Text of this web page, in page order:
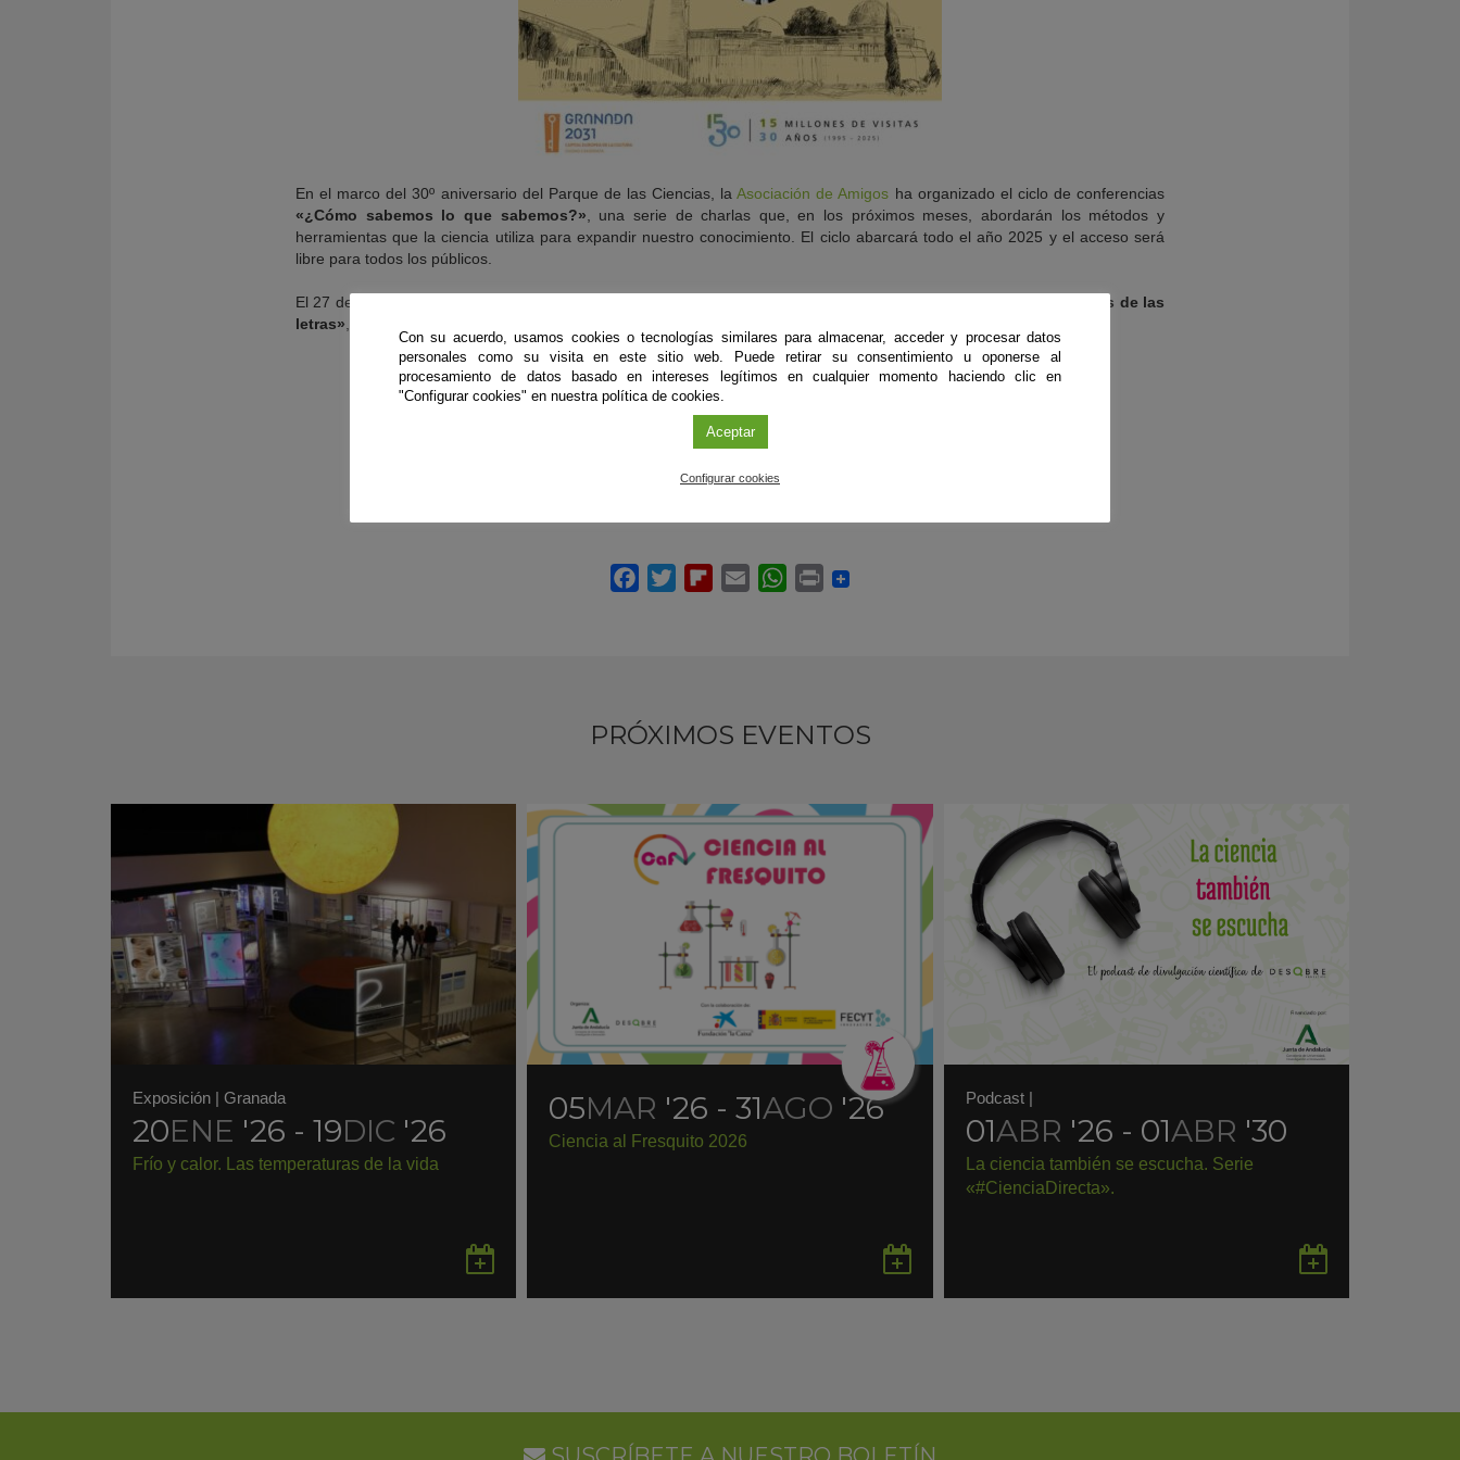
En el marco del 30º aniversario del Parque de las Ciencias, laAsociación de Amigos ha organizado el ciclo de conferencias
«¿Cómo sabemos lo que sabemos?» , una serie de charlas que, en los próximos meses, abordarán los métodos y
herramientas que la ciencia utiliza para expandir nuestro conocimiento. El ciclo abarcará todo el año 2025 y el acceso será
libre para todos los públicos.
El 27 de mayo a las 18 horas se celebrará la conferencia
«Esse quam videri (ser, mejor que parecer): las ciencias de las
letras»
Organiza
Asociación de Amigos del Parque de las Ciencias
Inscripción
PRÓXIMOS EVENTOS
Exposición | Granada
20ENE '26 - 19DIC '26
Frío y calor. Las temperaturas de la vida
en
05MAR '26 - 31AGO '26
Ciencia al Fresquito 2026
en
Podcast|
01ABR '26 - 01ABR '30
La ciencia también se escucha. Serie
«#CienciaDirecta».
en
Con su acuerdo, usamos cookies o tecnologías similares para almacenar, acceder y procesar datos
personales como su visita en este sitio web. Puede retirar su consentimiento u oponerse al
procesamiento de datos basado en intereses legítimos en cualquier momento haciendo clic en
"Configurar cookies" en nuestra política de cookies.
Aceptar
Configurar cookies